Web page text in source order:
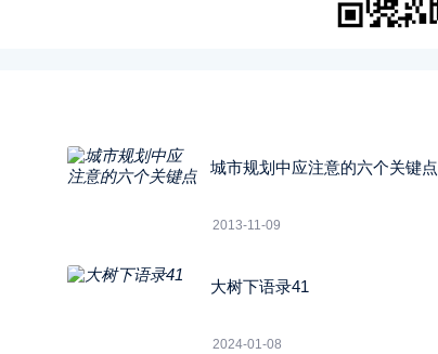
城市规划中应注意的六个关键点
2013-11-09
大树下语录41
2024-01-08